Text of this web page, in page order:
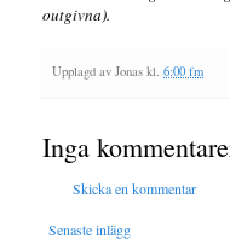
outgivna).
Upplagd av Jonas kl. 6:00 fm
Inga
Skicka en kommentar
Senaste inlägg